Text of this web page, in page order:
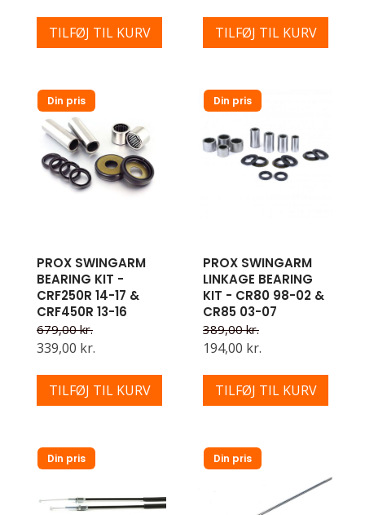
TILFØJ TIL KURV TILFØJ TIL KURV
Din pris
PROX SWINGARM
BEARING KIT -
CRF250R 14-17 &
CRF450R 13-16
679,00 kr.
339,00 kr.
TILFØJ TIL KURV
Din pris
PROX SWINGARM
LINKAGE BEARING
KIT - CR80 98-02 &
CR85 03-07
389,00 kr.
194,00 kr.
TILFØJ TIL KURV
Din pris Din pris